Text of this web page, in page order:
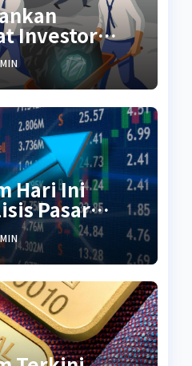
Investor
Hari Ini
Pasar